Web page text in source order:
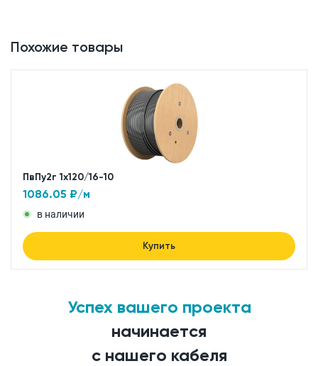
Похожие товары
ПвПу2г 1x120/16-10
1086.05 ₽/м
в наличии
Купить
Успех вашего проекта
начинается
с нашего кабеля